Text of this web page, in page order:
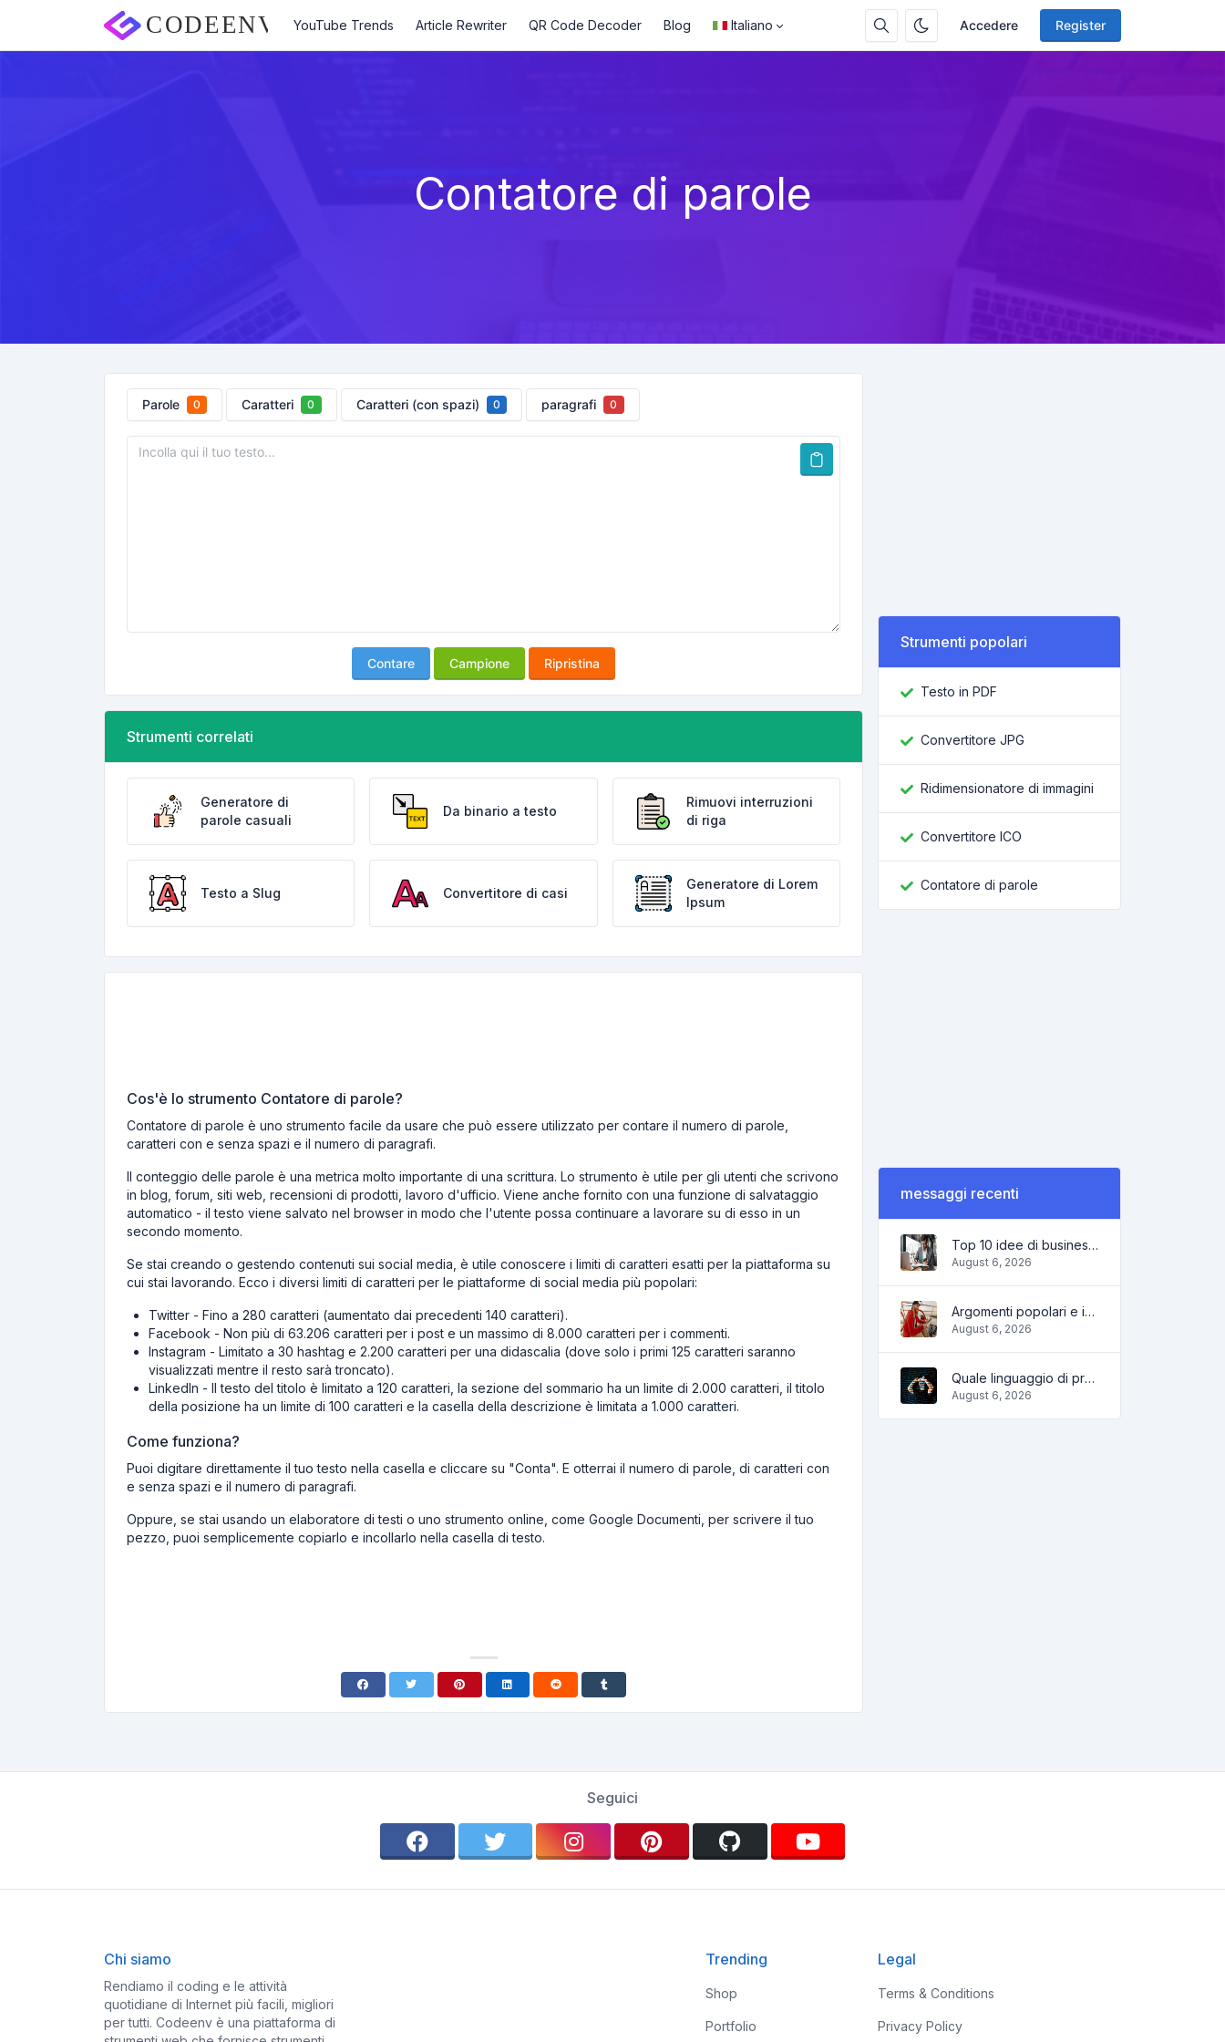
Accedere Register
YouTube Trends Article Rewriter QR Code Decoder Blog Italiano
Contatore di parole
Parole 0 Caratteri 0 Caratteri (con spazi) 0 paragrafi 0
Contare Campione Ripristina
Strumenti correlati
Generatore di
parole casuali
Da binario a testo
Rimuovi interruzioni
di riga
Testo a Slug Convertitore di casi
Generatore di Lorem
Ipsum
Cos'è lo strumento Contatore di parole?
Contatore di parole è uno strumento facile da usare che può essere utilizzato per contare il numero di parole,
caratteri con e senza spazi e il numero di paragrafi.
Il conteggio delle parole è una metrica molto importante di una scrittura. Lo strumento è utile per gli utenti che scrivono
in blog, forum, siti web, recensioni di prodotti, lavoro d'ufficio. Viene anche fornito con una funzione di salvataggio
automatico - il testo viene salvato nel browser in modo che l'utente possa continuare a lavorare su di esso in un
secondo momento.
Se stai creando o gestendo contenuti sui social media, è utile conoscere i limiti di caratteri esatti per la piattaforma su
cui stai lavorando. Ecco i diversi limiti di caratteri per le piattaforme di social media più popolari:
Twitter - Fino a 280 caratteri (aumentato dai precedenti 140 caratteri).
Facebook - Non più di 63.206 caratteri per i post e un massimo di 8.000 caratteri per i commenti.
Instagram - Limitato a 30 hashtag e 2.200 caratteri per una didascalia (dove solo i primi 125 caratteri saranno
visualizzati mentre il resto sarà troncato).
LinkedIn - Il testo del titolo è limitato a 120 caratteri, la sezione del sommario ha un limite di 2.000 caratteri, il titolo
della posizione ha un limite di 100 caratteri e la casella della descrizione è limitata a 1.000 caratteri.
Come funziona?
Puoi digitare direttamente il tuo testo nella casella e cliccare su "Conta". E otterrai il numero di parole, di caratteri con
e senza spazi e il numero di paragrafi.
Oppure, se stai usando un elaboratore di testi o uno strumento online, come Google Documenti, per scrivere il tuo
pezzo, puoi semplicemente copiarlo e incollarlo nella casella di testo.
Strumenti popolari
Testo in PDF
Convertitore JPG
Ridimensionatore di immagini
Convertitore ICO
Contatore di parole
messaggi recenti
Top 10 idee di business online per principianti 2022 e strumenti per aiutarti a lavorare facilmente
August 6, 2026
Argomenti popolari e idee per un blog di successo nel 2022, così come gli strumenti che saranno utili al blogger
August 6, 2026
Quale linguaggio di programmazione imparare nel 2022 e quali strumenti aiuteranno i programmatori nei compiti quotidiani
August 6, 2026
Seguici
Chi siamo
Rendiamo il coding e le attività
quotidiane di Internet più facili, migliori
per tutti. Codeenv è una piattaforma di
Trending
Shop
Portfolio
Legal
Terms & Conditions
Privacy Policy